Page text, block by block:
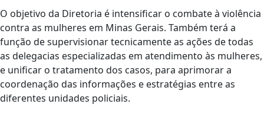
O objetivo da Diretoria é intensificar o combate à violência
contra as mulheres em Minas Gerais. Também terá a
função de supervisionar tecnicamente as ações de todas
as delegacias especializadas em atendimento às mulheres,
e unificar o tratamento dos casos, para aprimorar a
coordenação das informações e estratégias entre as
diferentes unidades policiais.